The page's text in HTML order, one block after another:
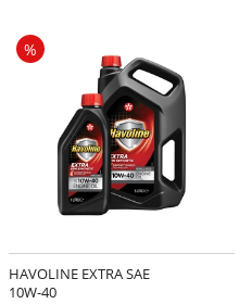
HAVOLINE EXTRA SAE
10W-40
%